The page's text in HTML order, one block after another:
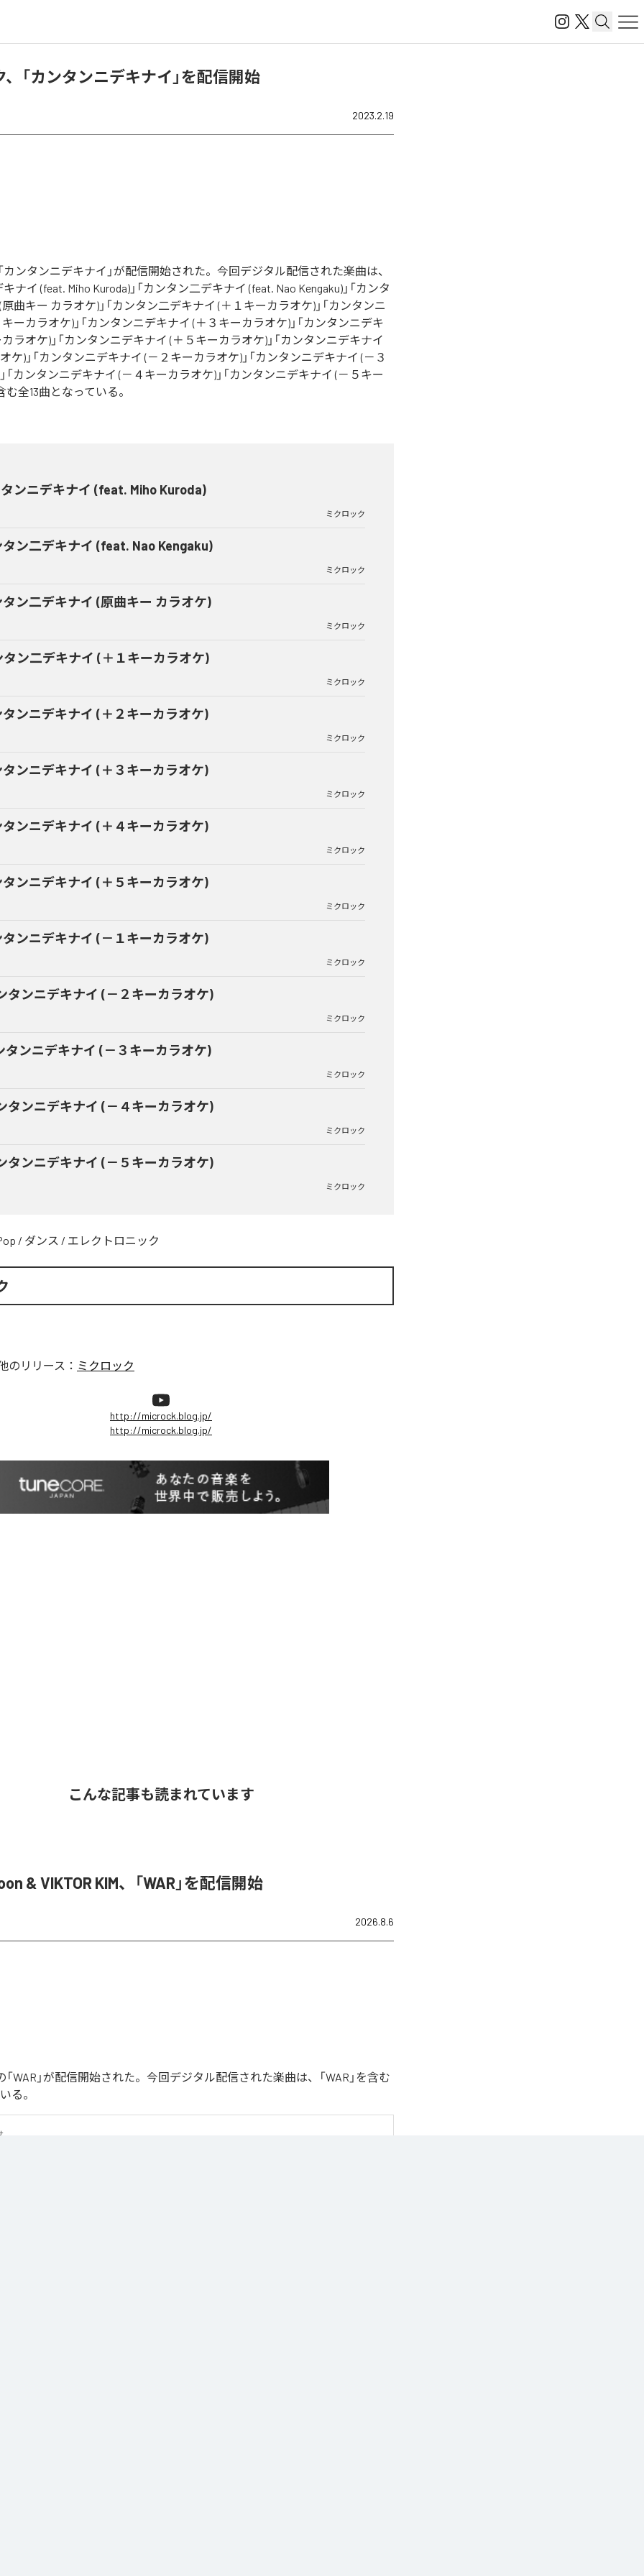
、「カンタンニデキナイ」を配信開始
2023.2.19
カンタンニデキナイ」が配信開始された。今回デジタル配信された楽曲は、
ナイ (feat. Miho Kuroda)」「カンタン二デキナイ (feat. Nao Kengaku)」「カンタ
曲キー カラオケ)」「カンタン二デキナイ (＋１キーカラオケ)」「カンタンニ
ーカラオケ)」「カンタンニデキナイ (＋３キーカラオケ)」「カンタンニデキ
ラオケ)」「カンタンニデキナイ (＋５キーカラオケ)」「カンタンニデキナイ
ケ)」「カンタンニデキナイ (－２キーカラオケ)」「カンタンニデキナイ (－３
「カンタンニデキナイ (－４キーカラオケ)」「カンタンニデキナイ (－５キー
む全13曲となっている。
ンニデキナイ (feat. Miho Kuroda)
ミクロック
タン二デキナイ (feat. Nao Kengaku)
ミクロック
タン二デキナイ (原曲キー カラオケ)
ミクロック
タン二デキナイ (＋１キーカラオケ)
ミクロック
タンニデキナイ (＋２キーカラオケ)
ミクロック
タンニデキナイ (＋３キーカラオケ)
ミクロック
タンニデキナイ (＋４キーカラオケ)
ミクロック
タンニデキナイ (＋５キーカラオケ)
ミクロック
タンニデキナイ (－１キーカラオケ)
ミクロック
タンニデキナイ (－２キーカラオケ)
ミクロック
タンニデキナイ (－３キーカラオケ)
ミクロック
タンニデキナイ (－４キーカラオケ)
ミクロック
タンニデキナイ (－５キーカラオケ)
ミクロック
/ ダンス / エレクトロニック
のリリース： ミクロック
http://microck.blog.jp/
http://microck.blog.jp/
こんな記事も読まれています
& VIKTOR KIM、「WAR」を配信開始
2026.8.6
「WAR」が配信開始された。今回デジタル配信された楽曲は、「WAR」を含む
る。